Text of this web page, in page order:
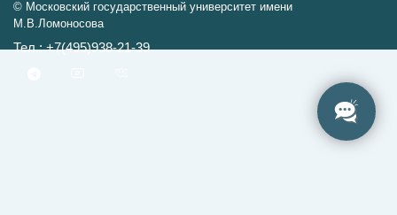
© Московский государственный университет имени
М.В.Ломоносова
Тел.: +7(495)938-21-39